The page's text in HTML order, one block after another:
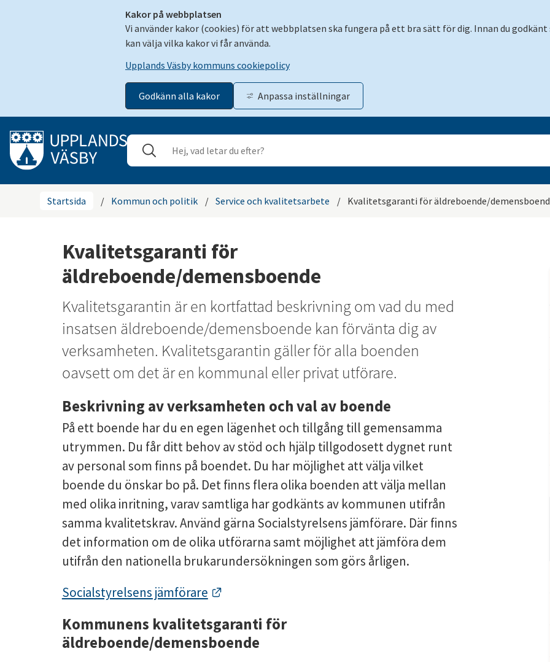
Kakor på webbplatsen
Vi använder kakor (cookies) för att webbplatsen ska fungera på ett bra sätt för dig. Innan du godkänt
kan välja vilka kakor vi får använda.
Upplands Väsby kommuns cookiepolicy
Godkänn alla kakor Anpassa inställningar
Gå till innehåll
Sök
Startsida / Kommun och politik / Service och kvalitetsarbete / Kvalitetsgaranti för äldreboende/
Kvalitetsgaranti för
äldreboende/demensboende
Kvalitetsgarantin är en kortfattad beskrivning om vad du med
insatsen äldreboende/demensboende kan förvänta dig av
verksamheten. Kvalitetsgarantin gäller för alla boenden
oavsett om det är en kommunal eller privat utförare.
Beskrivning av verksamheten och val av boende
På ett boende har du en egen lägenhet och tillgång till gemensamma
utrymmen. Du får ditt behov av stöd och hjälp tillgodosett dygnet runt
av personal som finns på boendet. Du har möjlighet att välja vilket
boende du önskar bo på. Det finns flera olika boenden att välja mellan
med olika inritning, varav samtliga har godkänts av kommunen utifrån
samma kvalitetskrav. Använd gärna Socialstyrelsens jämförare. Där finns
det information om de olika utförarna samt möjlighet att jämföra dem
utifrån den nationella brukarundersökningen som görs årligen.
Socialstyrelsens jämförare
Kommunens kvalitetsgaranti för
äldreboende/demensboende